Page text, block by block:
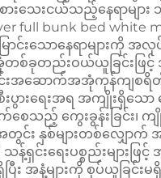
းသေးငယ်သည့်နေရာမျာ
full bunk bed white
သောနေရာများကို အလု
စ်ခုတည်းဝယ်ယူခြင်းဖြ
င်းအဆောက်အအုံကုန်ကျစ
ပွားရေးအရ အကျိုးရှိသေ
ေသည့် ကွေးခွန်းခြင်း၊ ကျို
း နှစ်များတစ်လျှောက်
းပစ္စည်းများဖြင့် အခ
နံ့များကို စုပ်ယူခြင်းမရှိ